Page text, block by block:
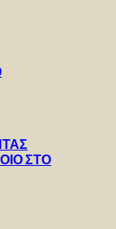
ΣΤΟ